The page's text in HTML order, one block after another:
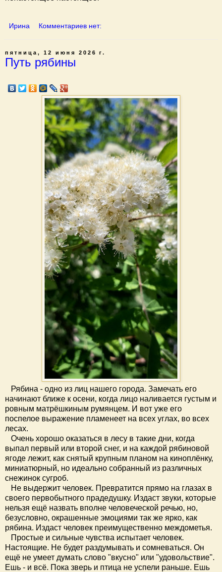
Ирина Комментариев нет:
пятница, 12 июня 2026 г.
Путь рябины
Рябина - одно из лиц нашего города. Замечать его
начинают ближе к осени, когда лицо наливается густым и
ровным матрёшкиным румянцем. И вот уже его
поспелое выражение пламенеет на всех углах, во всех
лесах.
Очень хорошо оказаться в лесу в такие дни, когда
выпал первый или второй снег, и на каждой рябиновой
ягоде лежит, как снятый крупным планом на киноплёнку,
миниатюрный, но идеально собранный из различных
снежинок сугроб.
Не выдержит человек. Превратится прямо на глазах в
своего первобытного прадедушку. Издаст звуки, которые
нельзя ещё назвать вполне человеческой речью, но,
безусловно, окрашенные эмоциями так же ярко, как
рябина. Издаст человек преимущественно междометья.
Простые и сильные чувства испытает человек.
Настоящие. Не будет раздумывать и сомневаться. Он
ещё не умеет думать слово "вкусно" или "удовольствие".
Ешь - и всё. Пока зверь и птица не успели раньше. Ешь